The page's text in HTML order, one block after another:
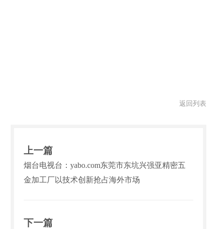
返回列表
上一篇
烟台电视台：yabo.com东莞市东坑兴强亚精密五
金加工厂以技术创新抢占海外市场
下一篇